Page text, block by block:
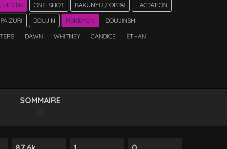
HENTAI ONE-SHOT BAKUNYU / OPPAI LACTATION
PAIZURI DOUJIN POKEMON
DOUJINSHI
DAWN WHITNEY CANDICE ETHAN
SOMMAIRE